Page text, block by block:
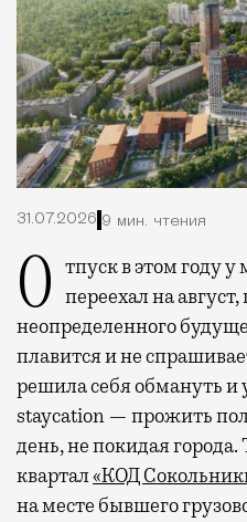
31.07.2026 9 мин. чтения
Отпуск в этом году у меня кочует: сначала переехал на
неопределенного
плавится и не
решила себя обмануть и
staycation — прожить
день, не покидая
квартал«КОД
на месте бывшего